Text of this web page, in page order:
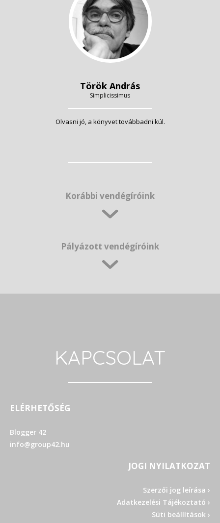
Török András
Simplicissimus
Olvasni jó, a könyvet továbbadni kúl.
Korábbi vendégíróink
Pályázott vendégíróink
KAPCSOLAT
ELÉRHETŐSÉG
Blogger 42
info@group42.hu
JOGI NYILATKOZAT
Szerzői jog leírása ›
Adatkezelési Tájékoztató ›
Süti beállítások ›